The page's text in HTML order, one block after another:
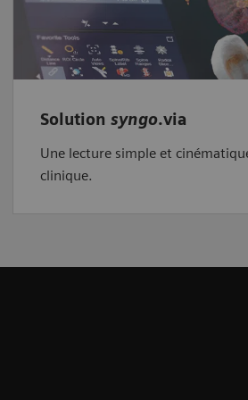
Solution syngo.via
Une lecture simple et
clinique.